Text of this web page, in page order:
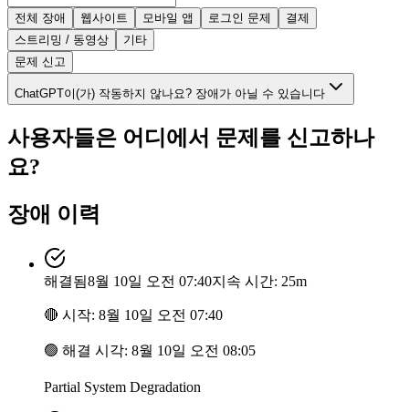
전체 장애 웹사이트 모바일 앱 로그인 문제
결제
스트리밍 / 동영상
기타
문제 신고
ChatGPT이(가) 작동하지 않나요? 장애가 아닐 수 있습니다
사용자들은 어디에서 문제를 신고하나
요?
장애 이력
해결됨8월 10일 오전 07:40지속 시간: 25m
🔴 시작: 8월 10일 오전 07:40
🟢 해결 시각: 8월 10일 오전 08:05
Partial System Degradation